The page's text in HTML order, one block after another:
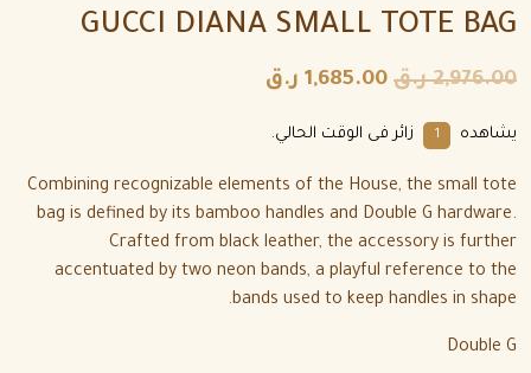
GUCCI DIANA SMALL TOTE BAG
2,976.00 ر.ق 1,685.00 ر.ق
يشاهده 6 زائر فى الوقت الحالي.
Combining recognizable elements of the House, the small tote
bag is defined by its bamboo handles and Double G hardware.
Crafted from black leather, the accessory is further
accentuated by two neon bands, a playful reference to the
bands used to keep handles in shape.
Double G